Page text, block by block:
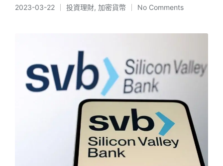
2023-03-22
Posted
投資理財, 加密貨幣 No Comments